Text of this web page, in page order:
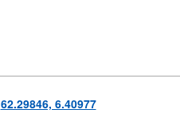
62.29846, 6.40977